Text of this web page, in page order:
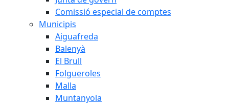
Comissió especial de comptes
Municipis
Aiguafreda
Balenyà
El Brull
Folgueroles
Malla
Muntanyola